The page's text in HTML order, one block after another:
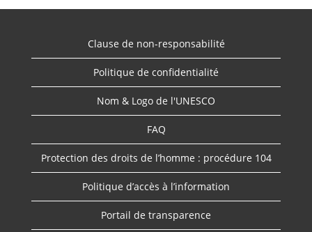
Clause de non-responsabilité
Politique de confidentialité
Nom & Logo de l'UNESCO
FAQ
Protection des droits de l’homme : procédure 104
Politique d’accès à l’information
Portail de transparence